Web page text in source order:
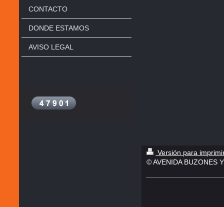
CONTACTO
DONDE ESTAMOS
AVISO LEGAL
Versión para
© AVENIDA BUZONES